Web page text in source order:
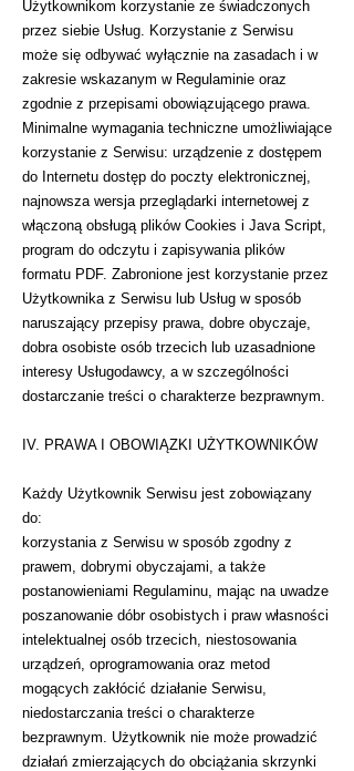
Użytkownikom korzystanie ze świadczonych
przez siebie Usług. Korzystanie z Serwisu
może się odbywać wyłącznie na zasadach i w
zakresie wskazanym w Regulaminie oraz
zgodnie z przepisami obowiązującego prawa.
Minimalne wymagania techniczne umożliwiające
korzystanie z Serwisu: urządzenie z dostępem
do Internetu dostęp do poczty elektronicznej,
najnowsza wersja przeglądarki internetowej z
włączoną obsługą plików Cookies i Java Script,
program do odczytu i zapisywania plików
formatu PDF. Zabronione jest korzystanie przez
Użytkownika z Serwisu lub Usług w sposób
naruszający przepisy prawa, dobre obyczaje,
dobra osobiste osób trzecich lub uzasadnione
interesy Usługodawcy, a w szczególności
dostarczanie treści o charakterze bezprawnym.
IV. PRAWA I OBOWIĄZKI UŻYTKOWNIKÓW
Każdy Użytkownik Serwisu jest zobowiązany
do:
korzystania z Serwisu w sposób zgodny z
prawem, dobrymi obyczajami, a także
postanowieniami Regulaminu, mając na uwadze
poszanowanie dóbr osobistych i praw własności
intelektualnej osób trzecich, niestosowania
urządzeń, oprogramowania oraz metod
mogących zakłócić działanie Serwisu,
niedostarczania treści o charakterze
bezprawnym. Użytkownik nie może prowadzić
działań zmierzających do obciążania skrzynki